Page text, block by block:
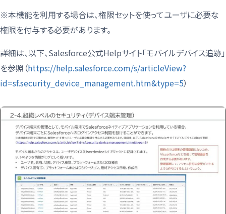
※本機能を利用する場合は、権限セットを使ってユーザに必要な
権限を付与する必要があります。
詳細は、以下、Salesforce公式Helpサイト「モバイルデバイス追跡」
を参照（https://help.salesforce.com/s/articleView?
id=sf.security_device_management.htm&type=5）